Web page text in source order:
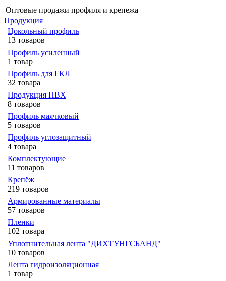
Оптовые продажи профиля и крепежа
Продукция
Цокольный профиль
13 товаров
Профиль усиленный
1 товар
Профиль для ГКЛ
32 товара
Продукция ПВХ
8 товаров
Профиль маячковый
5 товаров
Профиль углозащитный
4 товара
Комплектующие
11 товаров
Крепёж
219 товаров
Армированные материалы
57 товаров
Пленки
102 товара
Уплотнительная лента "ДИХТУНГСБАНД"
10 товаров
Лента гидроизоляционная
1 товар